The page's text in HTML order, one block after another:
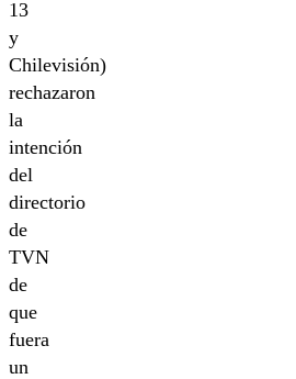
13
y
Chilevisión)
rechazaron
la
intención
del
directorio
de
TVN
de
que
fuera
un